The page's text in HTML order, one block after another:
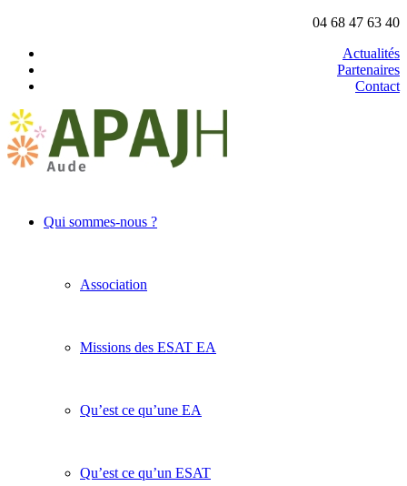
04 68 47 63 40
Actualités
Partenaires
Contact
Qui sommes-nous ?
Association
Missions des ESAT EA
Qu’est ce qu’une EA
Qu’est ce qu’un ESAT